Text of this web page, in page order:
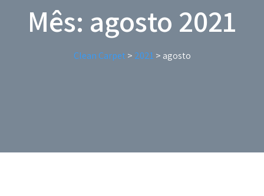
Mês: agosto 2021
Clean Carpet> 2021 > agosto